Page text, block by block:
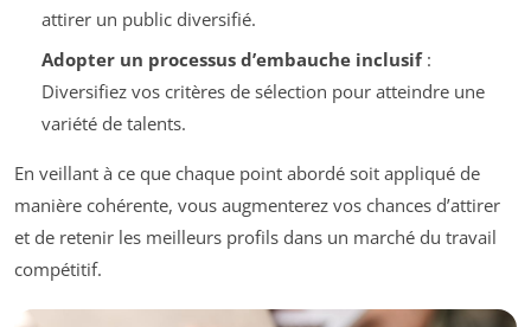
attirer un public diversifié.
Adopter un processus d’embauche inclusif:
Diversifiez vos critères de sélection pour atteindre une
variété de talents.
En veillant à ce que chaque point abordé soit appliqué de
manière cohérente, vous augmenterez vos chances d’attirer
et de retenir les meilleurs profils dans un marché du travail
compétitif.